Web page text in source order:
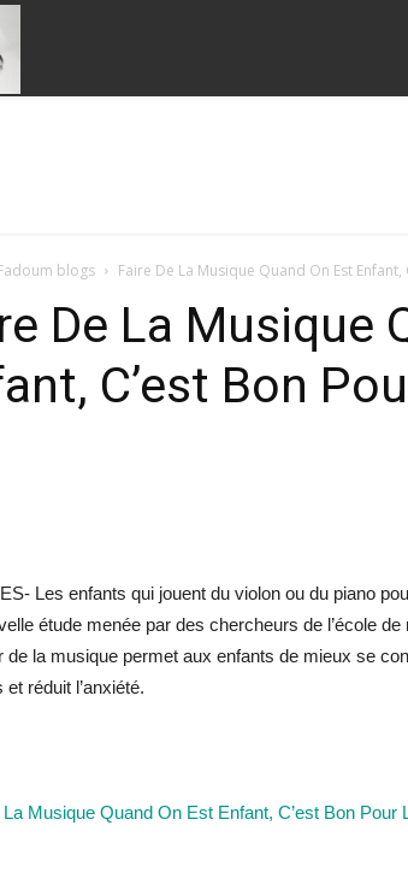
blogs Faire De La Musique Quand On Est Enfant,
De La Musique
C’est Bon
Les enfants qui jouent du violon ou du piano
étude menée par des chercheurs de l’école
de la musique permet aux enfants de mieux se
et réduit l’anxiété.
Musique Quand On Est Enfant, C’est Bon Pour